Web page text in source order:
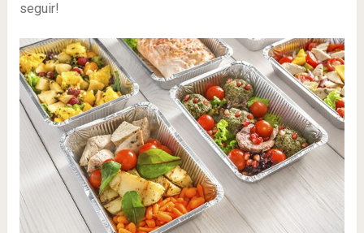
seguir!